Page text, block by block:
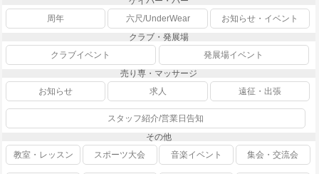
周年
六尺/UnderWear
お知らせ・イベント
クラブ・発展場
クラブイベント
発展場イベント
売り専・マッサージ
お知らせ
求人 遠征・出張
スタッフ紹介/営業日告知
その他
教室・レッスン
スポーツ大会 音楽イベント 集会・交流会